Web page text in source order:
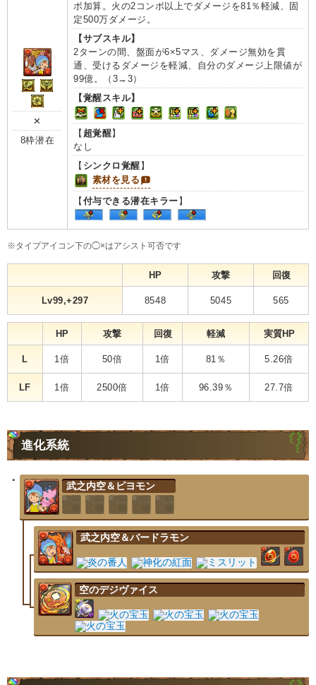
✕
8枠潜在
ボ加算。火の2コンボ以上でダメージを81％軽減、固
定500万ダメージ。
【サブスキル】
2ターンの間、盤面が6×5マス、ダメージ無効を貫
通、受けるダメージを軽減、自分のダメージ上限値が
99億。（3→3）
【覚醒スキル】
【 超覚醒】
なし
【 シンクロ覚醒 】
素材を見る
【付与できる潜在キラー】
※タイプアイコン下の◯×はアシスト可否です
HP 攻撃 回復
Lv99,+297 8548 5045 565
HP 攻撃 回復 軽減 実質HP
L 1倍 50倍 1倍 81％ 5.26倍
LF 1倍 2500倍 1倍 96.39％ 27.7倍
進化系統
武之内空＆ピヨモン
武之内空＆バードラモン
空のデジヴァイス